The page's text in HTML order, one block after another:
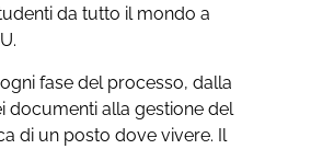
da tutto il mondo a
fase del processo, dalla
documenti alla gestione del
di un posto dove vivere. Il